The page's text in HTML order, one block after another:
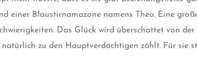
einer Blaustirnamazone namens Theo. Eine
Das Glück wird überschattet von
zu den Hauptverdächtigen zählt. Für sie